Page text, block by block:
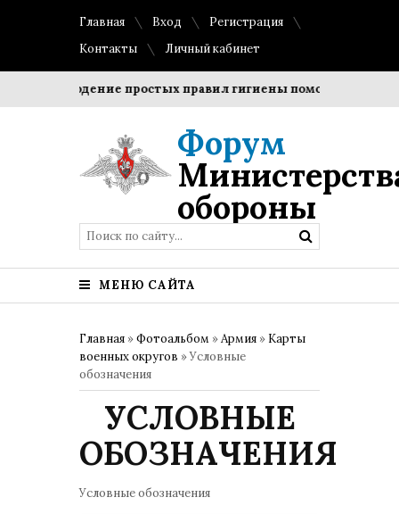
Главная Вход
Регистрация
Контакты
Личный кабинет
Соблюдение простых правил гигиены помогает
Форум
обороны
МЕНЮ САЙТА
Главная »Фотоальбом »Армия » Карты
военных округов » Условные
обозначения
УСЛОВНЫЕ
ОБОЗНАЧЕНИЯ
Условные обозначения